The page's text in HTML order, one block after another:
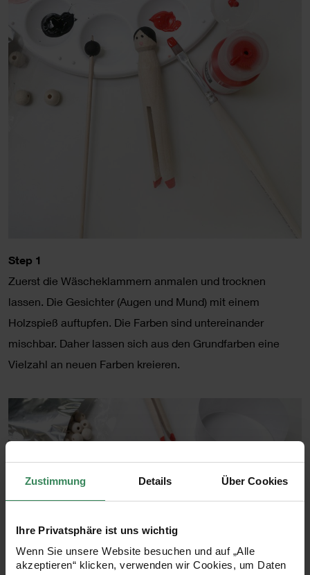
Zustimmung Details Über Cookies
Ihre Privatsphäre ist uns wichtig
Wenn Sie unsere Website besuchen und auf „Alle
akzeptieren“ klicken, verwenden wir Cookies, um Daten
Step 1
Zuerst die Wäscheklammern anmalen und trocknen
lassen. Die Gesichter (Augen und Mund) mit einem
Holzspieß auftupfen. Die Farben sind untereinander
mischbar. Daher lassen sich aus den Grundfarben eine
Vielzahl an neuen Farben kreieren.